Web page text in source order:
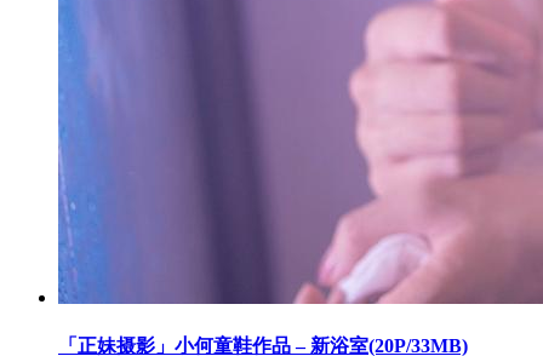
「正妹摄影」小何童鞋作品 – 新浴室(20P/33MB)